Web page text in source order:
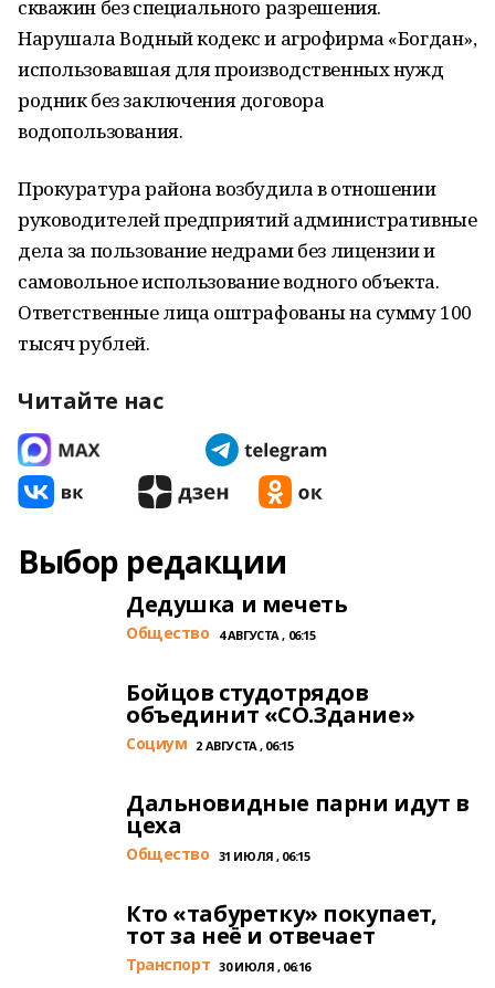
скважин без специального разрешения.
Нарушала Водный кодекс и агрофирма «Богдан»,
использовавшая для производственных нужд
родник без заключения договора
водопользования.
Прокуратура района возбудила в отношении
руководителей предприятий административные
дела за пользование недрами без лицензии и
самовольное использование водного объекта.
Ответственные лица оштрафованы на сумму 100
тысяч рублей.
Читайте нас
Выбор редакции
Дедушка и мечеть
Общество 4 АВГУСТА , 06:15
Бойцов студотрядов
объединит «СО.Здание»
Cоциум 2 АВГУСТА , 06:15
Дальновидные парни идут в
цеха
Общество 31 ИЮЛЯ , 06:15
Кто «табуретку» покупает,
тот за неё и отвечает
Транспорт 30 ИЮЛЯ , 06:16